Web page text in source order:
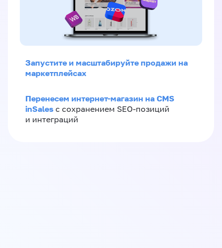
Запустите и масштабируйте продажи на
маркетплейсах
Перенесем интернет-магазин на CMS
inSales с сохранением SEO-позиций
и интеграций